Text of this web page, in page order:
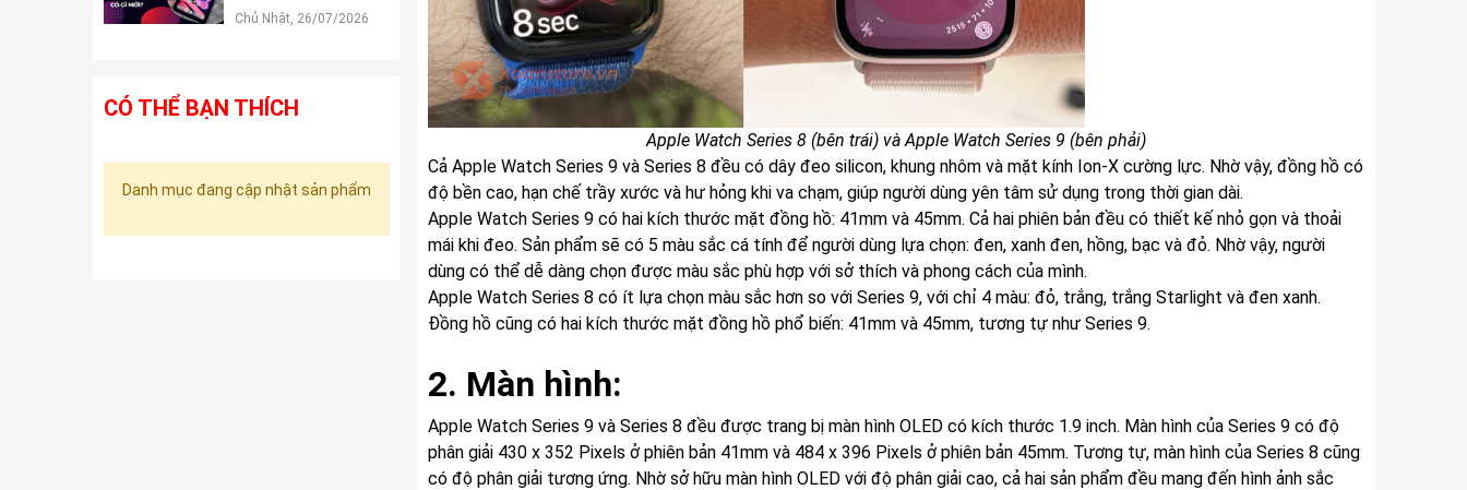
Apple Watch Series 8 (bên trái) và Apple Watch Series 9 (bên phải)
Cả Apple Watch Series 9 và Series 8 đều có dây đeo silicon, khung nhôm và mặt kính Ion-X cường lực. Nhờ vậy, đồng hồ có
độ bền cao, hạn chế trầy xước và hư hỏng khi va chạm, giúp người dùng yên tâm sử dụng trong thời gian dài.
Apple Watch Series 9 có hai kích thước mặt đồng hồ: 41mm và 45mm. Cả hai phiên bản đều có thiết kế nhỏ gọn và thoải
mái khi đeo. Sản phẩm sẽ có 5 màu sắc cá tính để người dùng lựa chọn: đen, xanh đen, hồng, bạc và đỏ. Nhờ vậy, người
dùng có thể dễ dàng chọn được màu sắc phù hợp với sở thích và phong cách của mình.
Apple Watch Series 8 có ít lựa chọn màu sắc hơn so với Series 9, với chỉ 4 màu: đỏ, trắng, trắng Starlight và đen xanh.
Đồng hồ cũng có hai kích thước mặt đồng hồ phổ biến: 41mm và 45mm, tương tự như Series 9.
2. Màn hình:
Apple Watch Series 9 và Series 8 đều được trang bị màn hình OLED có kích thước 1.9 inch. Màn hình của Series 9 có độ
phân giải 430 x 352 Pixels ở phiên bản 41mm và 484 x 396 Pixels ở phiên bản 45mm. Tương tự, màn hình của Series 8 cũng
có độ phân giải tương ứng. Nhờ sở hữu màn hình OLED với độ phân giải cao, cả hai sản phẩm đều mang đến hình ảnh sắc
iPad Mini
Chủ Nhật, 26/07/2026
CÓ THỂ BẠN THÍCH
Danh mục đang cập nhật sản phẩm